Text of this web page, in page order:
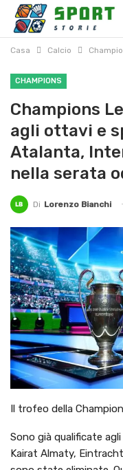
Casa Calcio
CHAMPIONS
Champions
agli ottavi e
Atalanta,
nella serata
Di Lorenzo Bianchi
Il trofeo della
Sono già qualificate
Kairat Almaty,